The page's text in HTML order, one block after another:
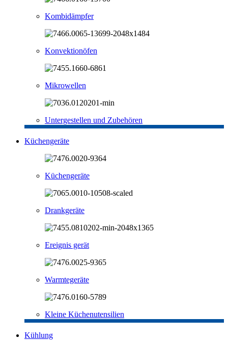
Kombidämpfer
Konvektionöfen
Mikrowellen
Untergestellen und Zubehören
Küchengeräte
Küchengeräte
Drankgeräte
Ereignis gerät
Warmtegeräte
Kleine Küchenutensilien
Kühlung